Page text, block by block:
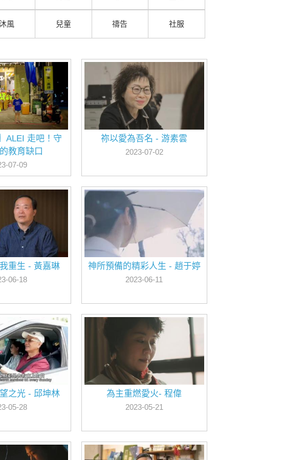
風 兒童 禱告 社服
ALEI 走吧！守
教育缺口
07-09
祢以愛為吾名 - 游素雲
2023-07-02
重生 - 黃嘉琳
06-18
神所預備的精彩人生 - 趙于婷
2023-06-11
之光 - 邱坤林
05-28
為主重燃愛火- 程偉
2023-05-21